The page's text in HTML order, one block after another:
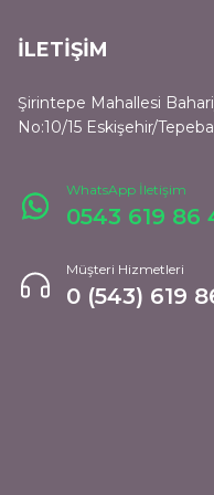
İLETİŞİM
Şirintepe Mahallesi
No:10/15 Eskişehir/
WhatsApp İletişim
0543 619 86
Müşteri Hizmetleri
0 (543) 619